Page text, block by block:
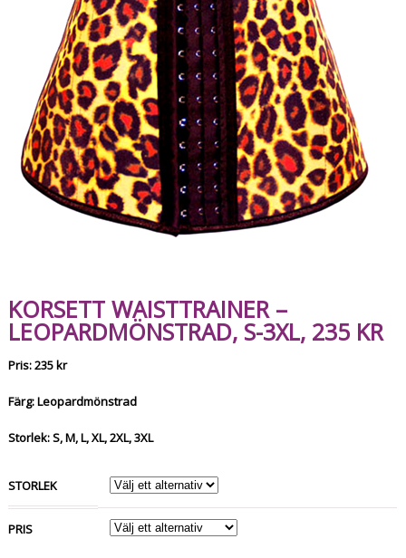
KORSETT WAISTTRAINER –
LEOPARDMÖNSTRAD, S-3XL, 235 KR
Pris: 235 kr
Färg: Leopardmönstrad
Storlek: S, M, L, XL, 2XL, 3XL
STORLEK
PRIS